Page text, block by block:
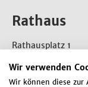
Wir verwenden
Wir können diese zur
Rathaus
Rathausplatz 1